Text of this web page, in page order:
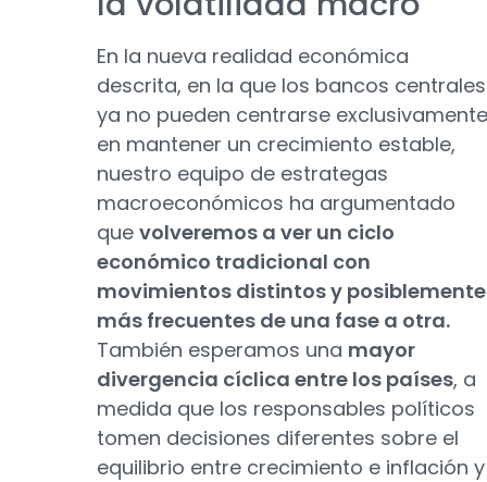
En la nueva realidad económica
descrita, en la que los bancos centrales
ya no pueden centrarse exclusivamente
en mantener un crecimiento estable,
nuestro equipo de estrategas
macroeconómicos ha argumentado
que volveremos a ver un ciclo
económico tradicional con
movimientos distintos y posiblemente
más frecuentes de una fase a otra.
También esperamos una mayor
divergencia cíclica entre los países, a
medida que los responsables políticos
tomen decisiones diferentes sobre el
equilibrio entre crecimiento e inflación y